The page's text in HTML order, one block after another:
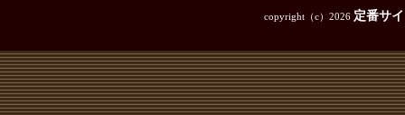
copyright（c） 2026 定番サ